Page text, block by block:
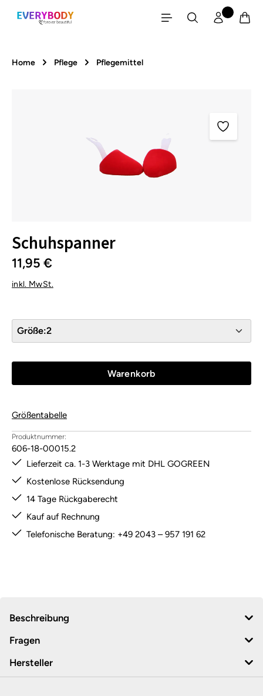
Zum Hauptinhalt springen
Home Pflege Pflegemittel
Schuhspanner
11,95 €
inkl. MwSt.
Größe:2
Warenkorb
Größentabelle
Produktnummer:
606-18-00015.2
Lieferzeit ca. 1-3 Werktage mit DHL GOGREEN
Kostenlose Rücksendung
14 Tage Rückgaberecht
Kauf auf Rechnung
Telefonische Beratung: +49 2043 – 957 191 62
Beschreibung
Fragen
Hersteller